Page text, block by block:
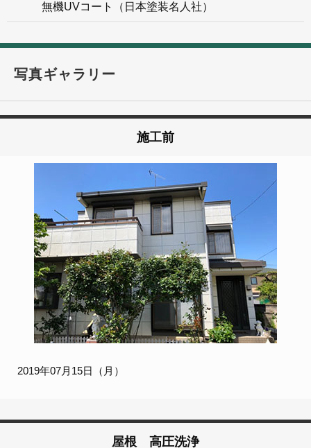
無機UVコート（日本塗装名人社）
写真ギャラリー
施工前
2019年07月15日（月）
屋根 高圧洗浄